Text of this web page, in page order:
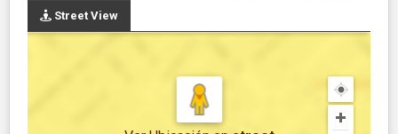
Street View